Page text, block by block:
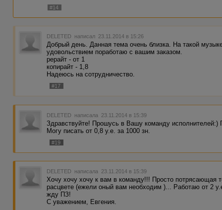
#14
DELETED написал 23.11.2014 в 15:26
Добрый день. Данная тема очень близка. На такой
удовольствием поработаю с вашим заказом.
рерайт - от 1
копирайт - 1,8
Надеюсь на сотрудничество.
#17
DELETED написала 23.11.2014 в 15:39
Здравствуйте! Прошусь в Вашу команду исполнителей:)
Могу писать от 0,8 у.е. за 1000 зн.
#19
DELETED написала 23.11.2014 в 15:39
Хочу хочу хочу к вам в команду!!! Просто потрясающая
расцвете (ежели оный вам необходим )... Работаю от 2
жду ПЗ!
С уважением, Евгения.